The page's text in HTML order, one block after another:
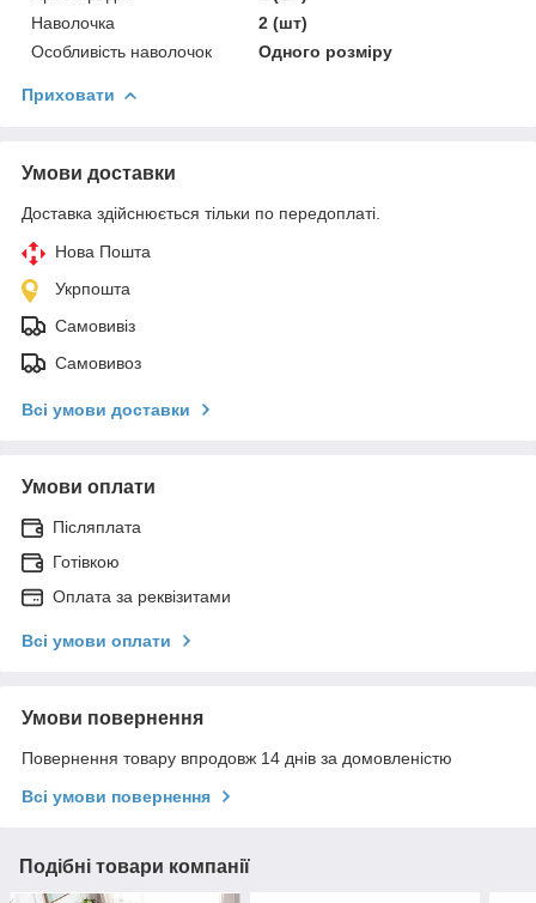
Наволочка
2 (шт)
Особливість наволочок
Одного розміру
Приховати
Умови доставки
Доставка здійснюється тільки по передоплаті.
Нова Пошта
Укрпошта
Самовивіз
Самовивоз
Всі умови доставки
Умови оплати
Післяплата
Готівкою
Оплата за реквізитами
Всі умови оплати
Умови повернення
Повернення товару впродовж 14 днів за домовленістю
Всі умови повернення
Подібні товари компанії